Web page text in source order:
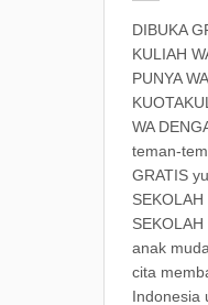
DIBUKA
KULIAH
PUNYA
WA
teman-
GRATIS
anak
cita
Indonesia